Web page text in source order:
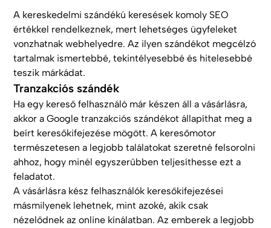
A kereskedelmi szándékú keresések komoly SEO
értékkel rendelkeznek, mert lehetséges ügyfeleket
vonzhatnak webhelyedre. Az ilyen szándékot megcélzó
tartalmak ismertebbé, tekintélyesebbé és hitelesebbé
teszik márkádat.
Tranzakciós szándék
Ha egy kereső felhasználó már készen áll a vásárlásra,
akkor a Google tranzakciós szándékot állapíthat meg a
beírt keresőkifejezése mögött. A keresőmotor
természetesen a legjobb találatokat szeretné felsorolni
ahhoz, hogy minél egyszerűbben teljesíthesse ezt a
feladatot.
A vásárlásra kész felhasználók keresőkifejezései
másmilyenek lehetnek, mint azoké, akik csak
nézelődnek az online kínálatban. Az emberek a legjobb